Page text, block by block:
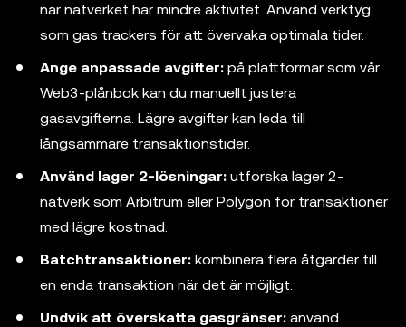
när nätverket har mindre aktivitet. Använd verktyg
som gas trackers för att övervaka optimala tider.
Ange anpassade avgifter: på plattformar som vår
Web3-plånbok kan du manuellt justera
gasavgifterna. Lägre avgifter kan leda till
långsammare transaktionstider.
Använd lager 2-lösningar: utforska lager 2-
nätverk som Arbitrum eller Polygon för transaktioner
med lägre kostnad.
Batchtransaktioner: kombinera flera åtgärder till
en enda transaktion när det är möjligt.
Undvik att överskatta gasgränser: använd